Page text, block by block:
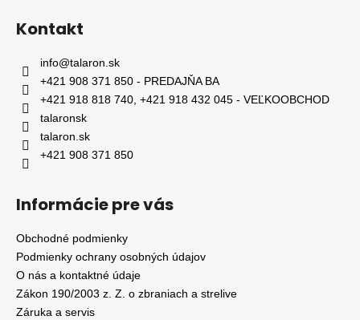
Kontakt
info@talaron.sk
+421 908 371 850 - PREDAJŇA BA
+421 918 818 740, +421 918 432 045 - VEĽKOOBCHOD
talaronsk
talaron.sk
+421 908 371 850
Informácie pre vás
Obchodné podmienky
Podmienky ochrany osobných údajov
O nás a kontaktné údaje
Zákon 190/2003 z. Z. o zbraniach a strelive
Záruka a servis